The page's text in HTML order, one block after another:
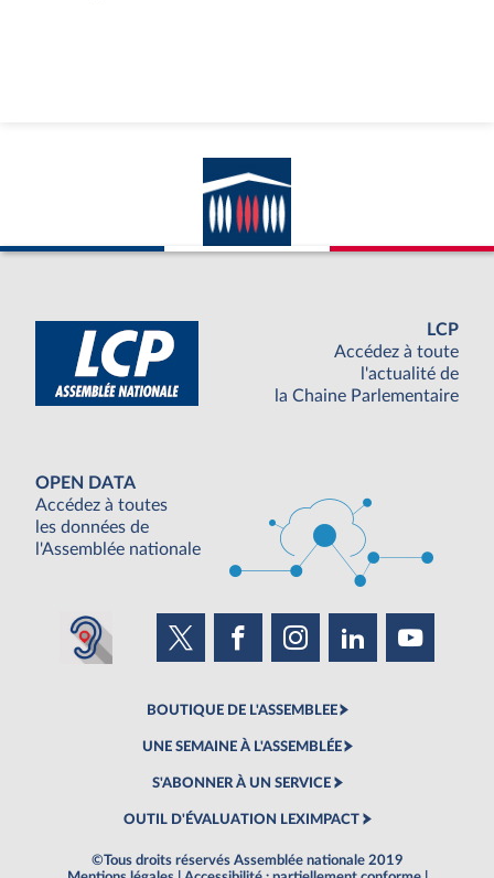
LCP
Accédez à toute
l'actualité de
la Chaine Parlementaire
OPEN DATA
Accédez à toutes
les données de
l'Assemblée nationale
BOUTIQUE DE L'ASSEMBLEE
UNE SEMAINE À L'ASSEMBLÉE
S'ABONNER À UN SERVICE
OUTIL D'ÉVALUATION LEXIMPACT
©Tous droits réservés Assemblée nationale 2019